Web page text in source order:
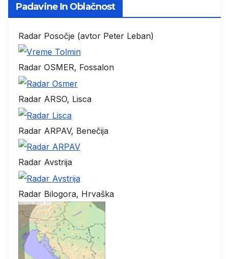
Padavine In Oblačnost
Radar Posočje (avtor Peter Leban)
Radar OSMER, Fossalon
Radar ARSO, Lisca
Radar ARPAV, Benečija
Radar Avstrija
Radar Bilogora, Hrvaška